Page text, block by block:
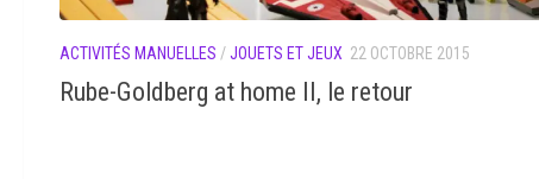
ACTIVITÉS MANUELLES /JOUETS ET JEUX 22 OCTOBRE 2015
Rube-Goldberg at home II, le retour